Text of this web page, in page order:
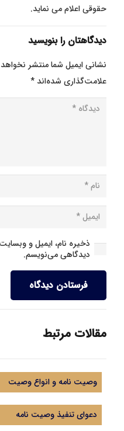
حقوقی اعلام می نماید.
دیدگاهتان را بنویسید
نشانی ایمیل شما منتشر
علامت‌گذاری شده‌اند*
ذخیره نام، ایمیل و
دیدگاهی می‌نویسم.
فرستادن دیدگاه
مقالات مرتبط
وصیت نامه و انواع وصیت
دعوای تنفیذ وصیت نامه